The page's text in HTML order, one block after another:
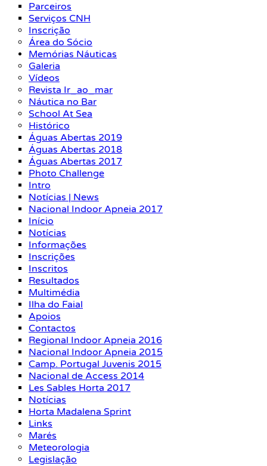
Parceiros
Serviços CNH
Inscrição
Área do Sócio
Memórias Náuticas
Galeria
Vídeos
Revista Ir_ao_mar
Náutica no Bar
School At Sea
Histórico
Águas Abertas 2019
Águas Abertas 2018
Águas Abertas 2017
Photo Challenge
Intro
Notícias | News
Nacional Indoor Apneia 2017
Início
Notícias
Informações
Inscrições
Inscritos
Resultados
Multimédia
Ilha do Faial
Apoios
Contactos
Regional Indoor Apneia 2016
Nacional Indoor Apneia 2015
Camp. Portugal Juvenis 2015
Nacional de Access 2014
Les Sables Horta 2017
Notícias
Horta Madalena Sprint
Links
Marés
Meteorologia
Legislação